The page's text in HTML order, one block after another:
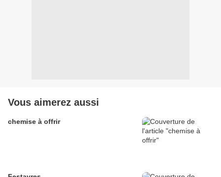
Vous aimerez aussi
chemise à offrir